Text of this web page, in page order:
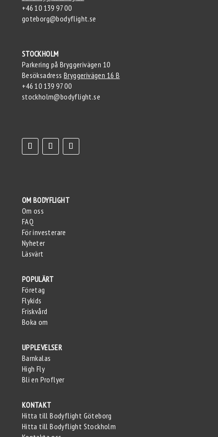
+46 10 139 97 00
goteborg@bodyflight.se
STOCKHOLM
Parkering på Bryggerivägen 10
Besöksadress Bryggerivägen 16 B
+46 10 139 97 00
stockholm@bodyflight.se
OM BODYFLIGHT
Om oss
FAQ
För investerare
Nyheter
Läsvärt
POPULÄRT
Företag
Flykids
Friskvård
Boka om
UPPLEVELSER
Barnkalas
High Fly
Bli en Proflyer
KONTAKT
Hitta till Bodyflight Göteborg
Hitta till Bodyflight Stockholm